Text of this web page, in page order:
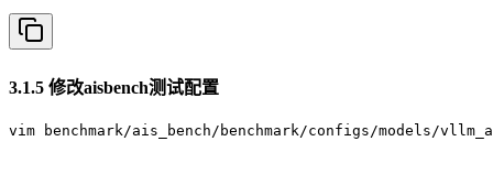
3.1.5 修改aisbench测试配置
vim benchmark/ais_bench/benchmark/configs/models/